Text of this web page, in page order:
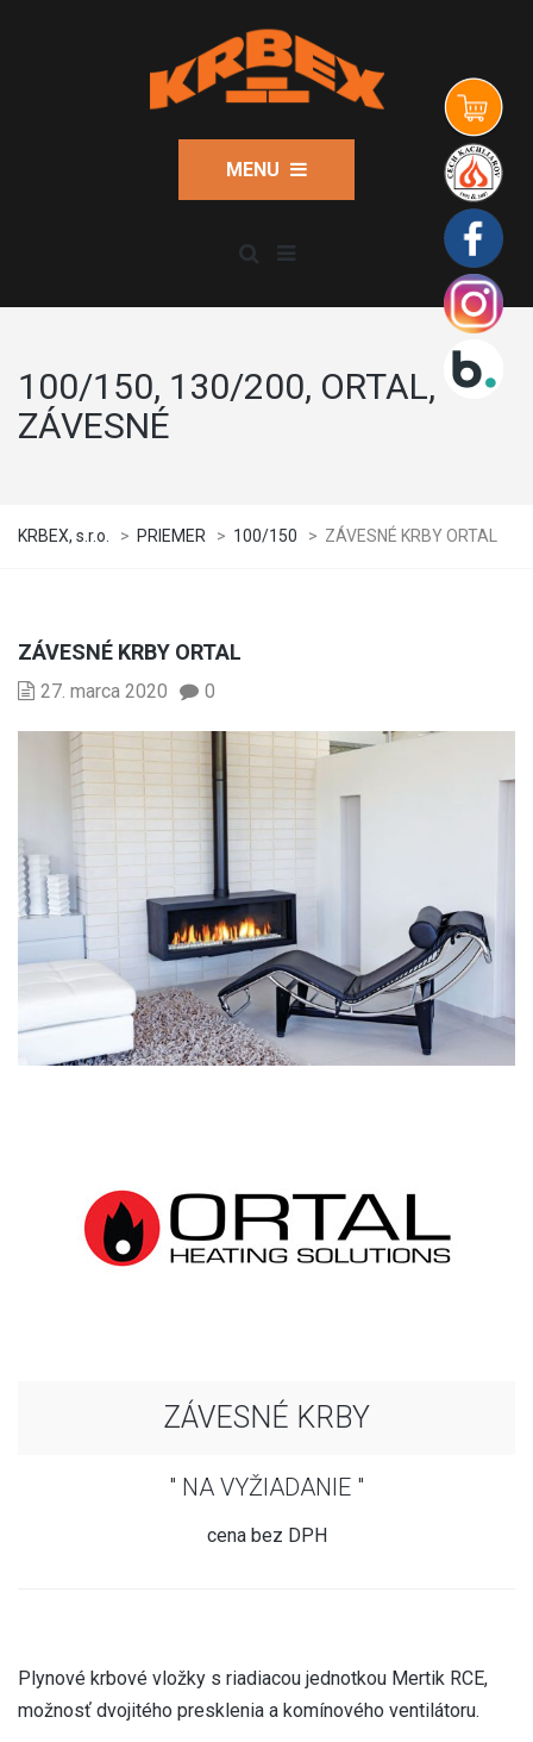
MENU
100/150, 130/200, ORTAL,
ZÁVESNÉ
KRBEX, s.r.o. > PRIEMER > 100/150 > ZÁVESNÉ KRBY ORTAL
ZÁVESNÉ KRBY ORTAL
27. marca 2020 0
ZÁVESNÉ KRBY
" NA VYŽIADANIE "
cena bez DPH
Plynové krbové vložky s riadiacou jednotkou Mertik RCE,
možnosť dvojitého presklenia a komínového ventilátoru.